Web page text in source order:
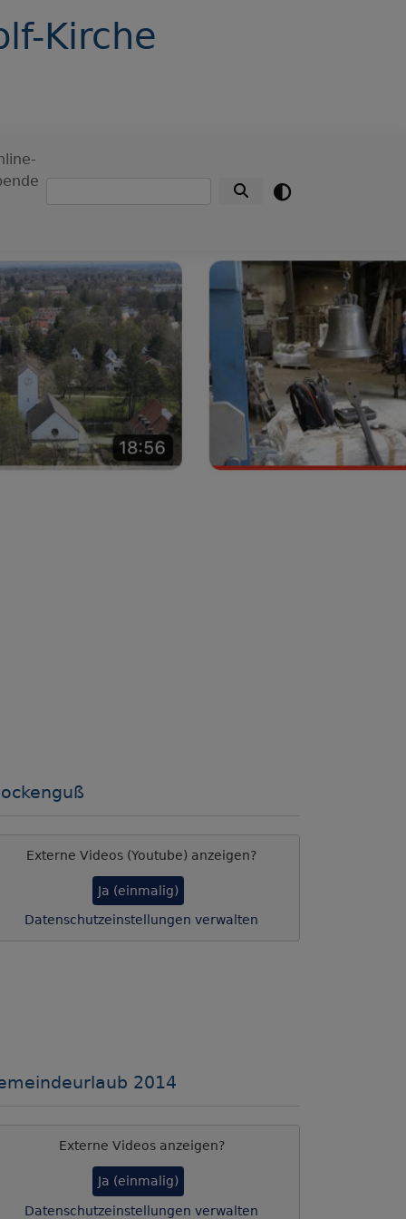
Kirche
Suche
Externe Videos (Youtube) anzeigen?
Ja (einmalig)
Datenschutzeinstellungen verwalten
2014
Externe Videos anzeigen?
Ja (einmalig)
Datenschutzeinstellungen verwalten